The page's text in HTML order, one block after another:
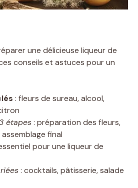
une délicieuse liqueur de
conseils et astuces pour un
: fleurs de sureau, alcool,
étapes: préparation des fleurs,
final
pour une liqueur de
: cocktails, pâtisserie, salade